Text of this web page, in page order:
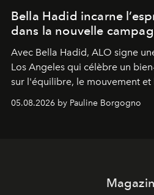
Bella Hadid incarne
dans la nouvelle
Avec Bella Hadid, ALO signe
Los Angeles qui célèbre un
sur l'équilibre, le mouvement
05.08.2026 by Pauline Borgogno